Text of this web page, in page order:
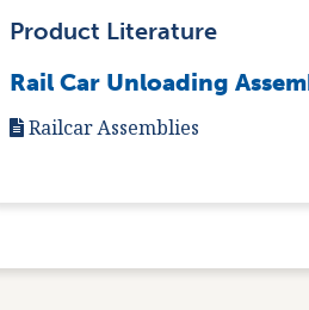
Product Literature
Rail Car Unloading
Railcar Assemblies